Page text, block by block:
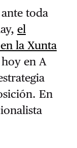
toda
el
la Xunta
en A
En